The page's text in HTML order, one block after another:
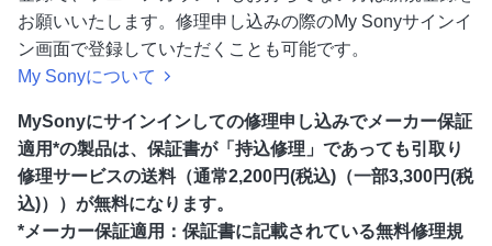
お願いいたします。修理申し込みの際のMy Sonyサインイ
ン画面で登録していただくことも可能です。
My Sonyについて
MySonyにサインインしての修理申し込みでメーカー保証
適用*の製品は、保証書が「持込修理」であっても引取り
修理サービスの送料（通常2,200円(税込)（一部3,300円(税
込)））が無料になります。
*メーカー保証適用：保証書に記載されている無料修理規